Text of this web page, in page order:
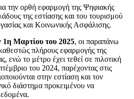
την ορθή εφαρμογή της Ψηφιακής
της εστίασης και του τουρισμού
και Κοινωνικής Ασφάλισης.
1η Μαρτίου του 2025, οι παραπάνω
πλήρους εφαρμογής της
ενώ το μέτρο έχει τεθεί σε πιλοτική
του 2024, παρέχοντας στις
στην εστίαση και τον
διάστημα προκειμένου να